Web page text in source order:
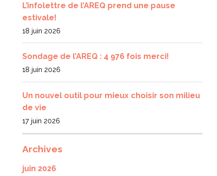
L’infolettre de l’AREQ prend une pause
estivale!
18 juin 2026
Sondage de l’AREQ : 4 976 fois merci!
18 juin 2026
Un nouvel outil pour mieux choisir son milieu
de vie
17 juin 2026
Archives
juin 2026